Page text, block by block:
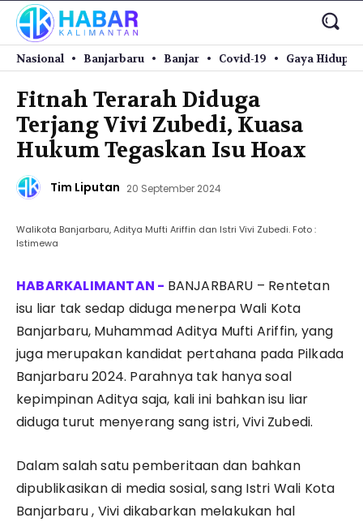
Nasional Banjarbaru Banjar Covid-19 Gaya Hidup
Fitnah Terarah Diduga
Terjang Vivi Zubedi, Kuasa
Hukum Tegaskan Isu Hoax
Tim Liputan 20 September 2024
Walikota Banjarbaru, Aditya Mufti Ariffin dan Istri Vivi Zubedi. Foto :
Istimewa
BANJARBARU – Rentetan
isu liar tak sedap diduga menerpa Wali Kota
Banjarbaru, Muhammad Aditya Mufti Ariffin, yang
juga merupakan kandidat pertahana pada Pilkada
Banjarbaru 2024. Parahnya tak hanya soal
kepimpinan Aditya saja, kali ini bahkan isu liar
diduga turut menyerang sang istri, Vivi Zubedi.
Dalam salah satu pemberitaan dan bahkan
dipublikasikan di media sosial, sang Istri Wali Kota
Banjarbaru , Vivi dikabarkan melakukan hal